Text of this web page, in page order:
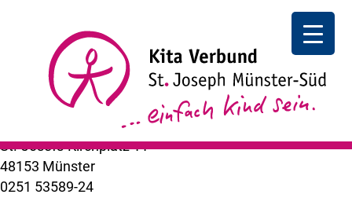
AWM Aktion Sauberes Münster- Wir machen mit
AWM Aktion Sauberes Münster I
Wir machen mit!
++ zurück
Kita Verbund St. Joseph Münster-Süd
St.-Josefs-Kirchplatz 11
48153 Münster
0251 53589-24